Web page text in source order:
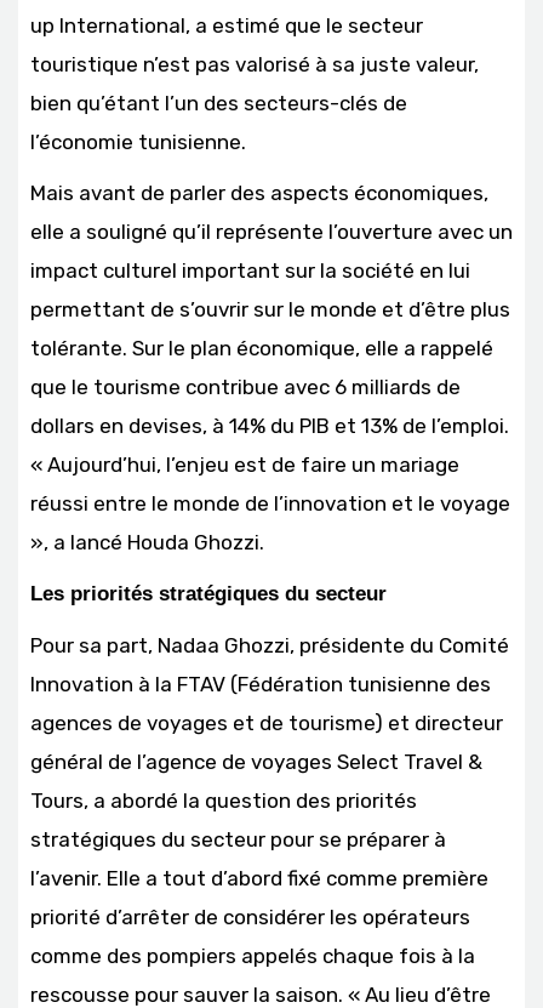
up International, a estimé que le secteur
touristique n’est pas valorisé à sa juste valeur,
bien qu’étant l’un des secteurs-clés de
l’économie tunisienne.
Mais avant de parler des aspects économiques,
elle a souligné qu’il représente l’ouverture avec un
impact culturel important sur la société en lui
permettant de s’ouvrir sur le monde et d’être plus
tolérante. Sur le plan économique, elle a rappelé
que le tourisme contribue avec 6 milliards de
dollars en devises, à 14% du PIB et 13% de l’emploi.
« Aujourd’hui, l’enjeu est de faire un mariage
réussi entre le monde de l’innovation et le voyage
», a lancé Houda Ghozzi.
Les priorités stratégiques du secteur
Pour sa part, Nadaa Ghozzi, présidente du Comité
Innovation à la FTAV (Fédération tunisienne des
agences de voyages et de tourisme) et directeur
général de l’agence de voyages Select Travel &
Tours, a abordé la question des priorités
stratégiques du secteur pour se préparer à
l’avenir. Elle a tout d’abord fixé comme première
priorité d’arrêter de considérer les opérateurs
comme des pompiers appelés chaque fois à la
rescousse pour sauver la saison. « Au lieu d’être